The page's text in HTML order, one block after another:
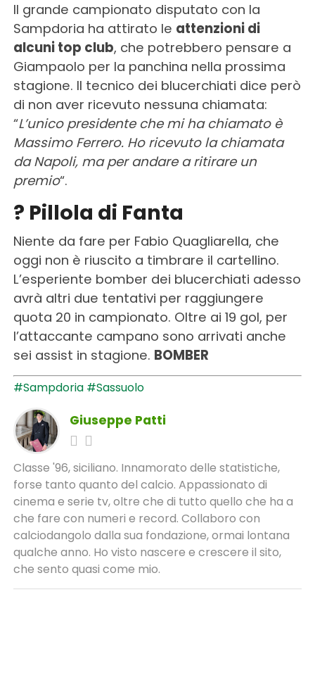
Il grande campionato disputato con la
Sampdoria ha attirato le attenzioni di
alcuni top club, che potrebbero pensare a
Giampaolo per la panchina nella prossima
stagione. Il tecnico dei blucerchiati dice però
di non aver ricevuto nessuna chiamata:
“L’unico presidente che mi ha chiamato è
Massimo Ferrero. Ho ricevuto la chiamata
da Napoli, ma per andare a ritirare un
premio“.
? Pillola di Fanta
Niente da fare per Fabio Quagliarella, che
oggi non è riuscito a timbrare il cartellino.
L’esperiente bomber dei blucerchiati adesso
avrà altri due tentativi per raggiungere
quota 20 in campionato. Oltre ai 19 gol, per
l’attaccante campano sono arrivati anche
sei assist in stagione. BOMBER
#Sampdoria #Sassuolo
Giuseppe Patti
Classe '96, siciliano. Innamorato delle statistiche,
forse tanto quanto del calcio. Appassionato di
cinema e serie tv, oltre che di tutto quello che ha a
che fare con numeri e record. Collaboro con
calciodangolo dalla sua fondazione, ormai lontana
qualche anno. Ho visto nascere e crescere il sito,
che sento quasi come mio.